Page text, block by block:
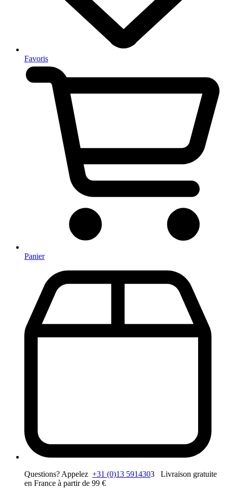
Favoris
Panier
Questions? Appelez +31 (0)13 5914303 Livraison gratuite
en France à partir de 99 €